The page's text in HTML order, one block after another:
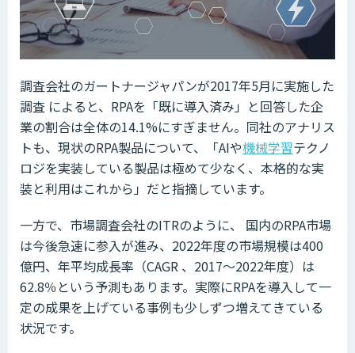
調査会社のガートナージャパンが2017年5月に実施した
調査 によると、RPAを「既に導入済み」と回答した企
業の割合は全体の14.1%にすぎません。同社のアナリス
トも、現状のRPA製品について、「AIや機械学習テクノ
ロジを実装している製品は極めて少なく、本格的な実
装と利用はこれから」だと指摘しています。
一方で、市場調査会社のITRのように、 国内のRPA市場
は今後急速に参入が進み、2022年度の市場規模は400
億円、年平均成長率（CAGR 、2017～2022年度）は
62.8％という予測もあります。実際にRPAを導入して一
定の成果を上げている事例も少しずつ増えてきている
状況です。